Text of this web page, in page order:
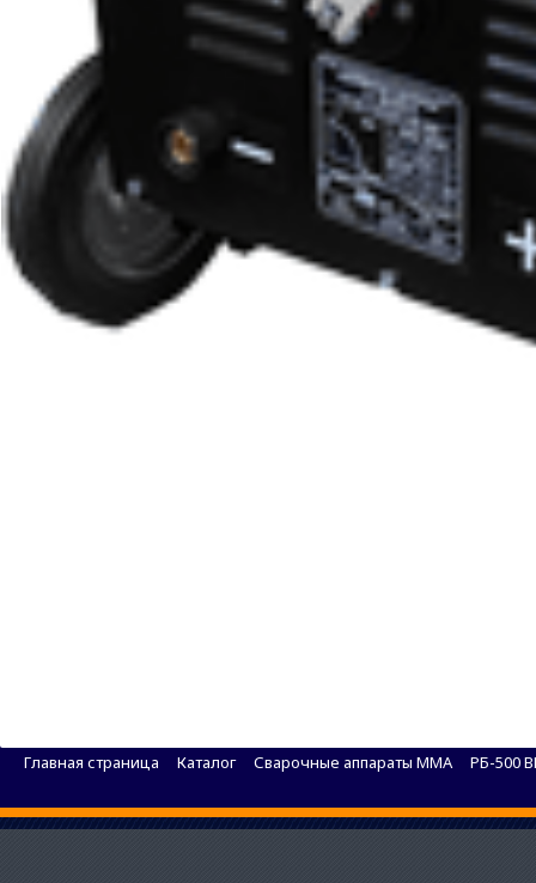
Главная страница Каталог Сварочные аппараты MMA РБ-500